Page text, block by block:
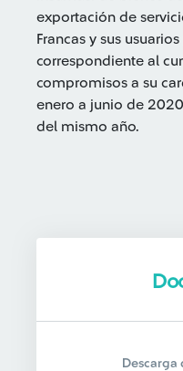
exportación de
Francas y sus
correspondiente al
compromisos a su
enero a junio de
del mismo año.